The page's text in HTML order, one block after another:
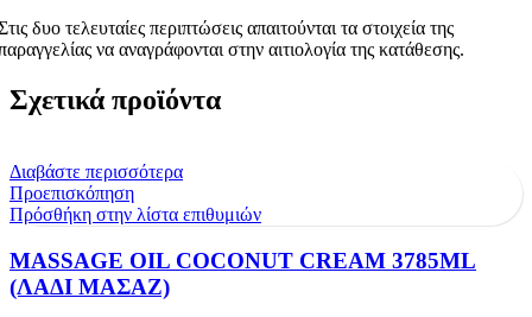
δυο τελευταίες περιπτώσεις απαιτούνται τα στοιχεία της
να αναγράφονται στην αιτιολογία της κατάθεσης.
Σχετικά προϊόντα
Διαβάστε περισσότερα
Προεπισκόπηση
Πρόσθήκη στην λίστα επιθυμιών
MASSAGE OIL COCONUT CREAM 3785ML
(ΛΑΔΙ ΜΑΣΑΖ)